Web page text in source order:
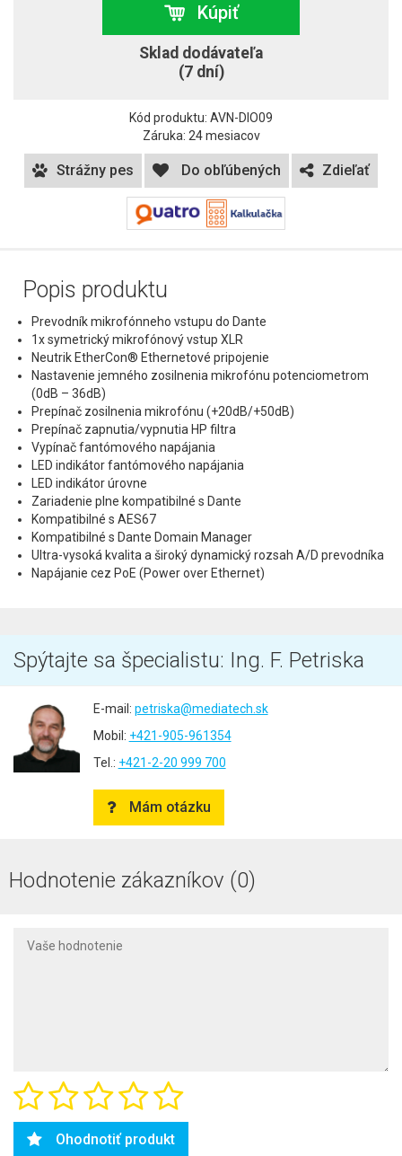
Kúpiť
Sklad dodávateľa
(7 dní)
Kód produktu: AVN-DIO09
Záruka: 24 mesiacov
Strážny pes Do obľúbených Zdieľať
Popis produktu
Prevodník mikrofónneho vstupu do Dante
1x symetrický mikrofónový vstup XLR
Neutrik EtherCon® Ethernetové pripojenie
Nastavenie jemného zosilnenia mikrofónu potenciometrom
(0dB – 36dB)
Prepínač zosilnenia mikrofónu (+20dB/+50dB)
Prepínač zapnutia/vypnutia HP filtra
Vypínač fantómového napájania
LED indikátor fantómového napájania
LED indikátor úrovne
Zariadenie plne kompatibilné s Dante
Kompatibilné s AES67
Kompatibilné s Dante Domain Manager
Ultra-vysoká kvalita a široký dynamický rozsah A/D prevodníka
Napájanie cez PoE (Power over Ethernet)
Spýtajte sa špecialistu: Ing. F. Petriska
E-mail: petriska@mediatech.sk
Mobil: +421-905-961354
Tel.: +421-2-20 999 700
Mám otázku
Hodnotenie zákazníkov (0)
Ohodnotiť produkt